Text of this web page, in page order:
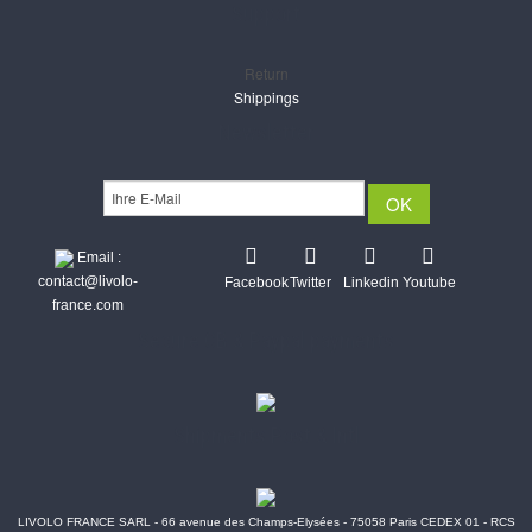
Return
Shippings
Email :
contact@livolo-
france.com
FacebookTwitter Linkedin Youtube
LIVOLO FRANCE SARL - 66 avenue des Champs-Elysées - 75058 Paris CEDEX 01 - RCS